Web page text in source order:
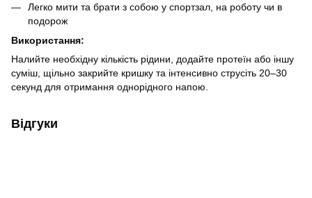
Легко мити та брати з собою у спортзал, на роботу чи в
подорож
Використання:
Налийте необхідну кількість рідини, додайте протеїн або іншу
суміш, щільно закрийте кришку та інтенсивно струсіть 20–30
секунд для отримання однорідного напою.
Відгуки